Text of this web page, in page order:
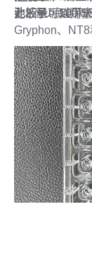
孔2滴U底坐滴
Gryphon、NT8
此板子可以用
池液量：500-
池液量：100-